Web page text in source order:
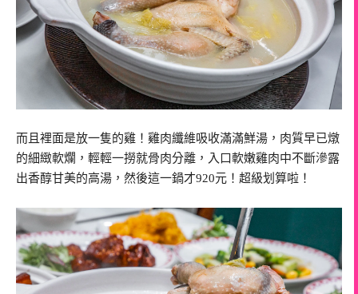
而且裡面是放一隻的雞！雞肉纖維吸收滿滿鮮湯，肉質早已燉
的細緻軟爛，輕輕一撈就骨肉分離，入口軟嫩雞肉中不斷滲露
出香醇甘美的高湯，然後這一鍋才920元！超級划算啦！